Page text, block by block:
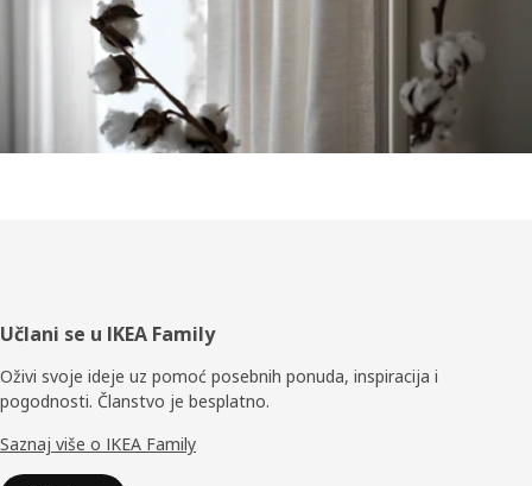
Podnožje
Učlani se u IKEA Family
Oživi svoje ideje uz pomoć posebnih ponuda, inspiracija i
pogodnosti. Članstvo je besplatno.
Saznaj više o IKEA Family